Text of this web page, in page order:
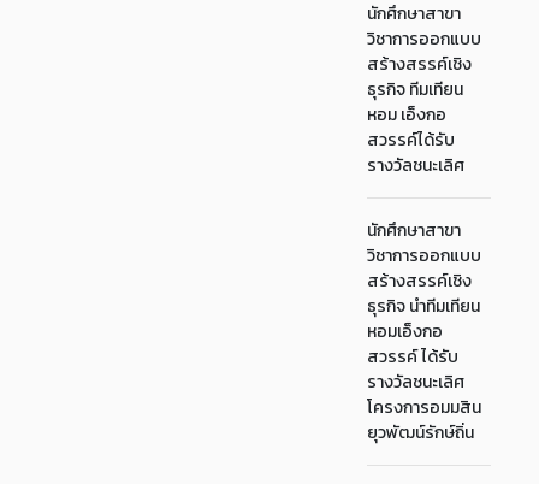
นักศึกษาสาขา
วิชาการออกแบบ
สร้างสรรค์เชิง
ธุรกิจ ทีมเทียน
หอม เอ็งกอ
สวรรค์ได้รับ
รางวัลชนะเลิศ
นักศึกษาสาขา
วิชาการออกแบบ
สร้างสรรค์เชิง
ธุรกิจ นำทีมเทียน
หอมเอ็งกอ
สวรรค์ ได้รับ
รางวัลชนะเลิศ
โครงการอมมสิน
ยุวพัฒน์รักษ์ถิ่น